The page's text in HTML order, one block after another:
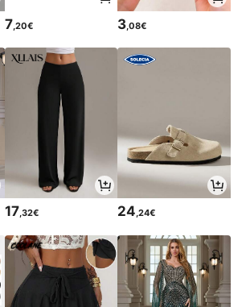
7,20€ 3,08€
17,32€ 24,24€